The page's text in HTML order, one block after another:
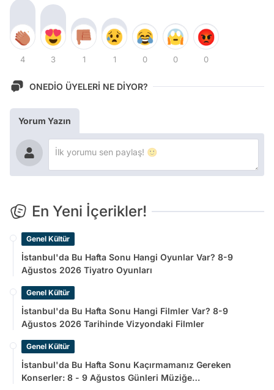
4 3 1 1 0 0 0
ONEDİO ÜYELERİ NE DİYOR?
Yorum Yazın
En Yeni İçerikler!
Genel Kültür
İstanbul'da Bu Hafta Sonu Hangi Oyunlar Var? 8-9
Ağustos 2026 Tiyatro Oyunları
Genel Kültür
İstanbul'da Bu Hafta Sonu Hangi Filmler Var? 8-9
Ağustos 2026 Tarihinde Vizyondaki Filmler
Genel Kültür
İstanbul'da Bu Hafta Sonu Kaçırmamanız Gereken
Konserler: 8 - 9 Ağustos Günleri Müziğe